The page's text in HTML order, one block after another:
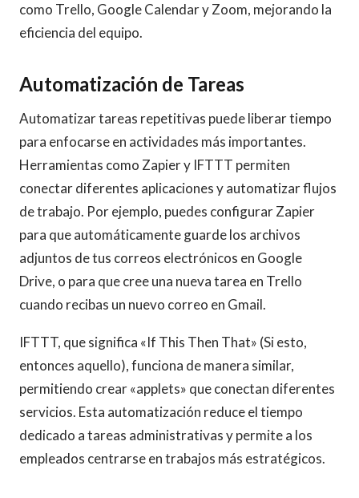
como Trello, Google Calendar y Zoom, mejorando la
eficiencia del equipo.
Automatización de Tareas
Automatizar tareas repetitivas puede liberar tiempo
para enfocarse en actividades más importantes.
Herramientas como Zapier y IFTTT permiten
conectar diferentes aplicaciones y automatizar flujos
de trabajo. Por ejemplo, puedes configurar Zapier
para que automáticamente guarde los archivos
adjuntos de tus correos electrónicos en Google
Drive, o para que cree una nueva tarea en Trello
cuando recibas un nuevo correo en Gmail.
IFTTT, que significa «If This Then That» (Si esto,
entonces aquello), funciona de manera similar,
permitiendo crear «applets» que conectan diferentes
servicios. Esta automatización reduce el tiempo
dedicado a tareas administrativas y permite a los
empleados centrarse en trabajos más estratégicos.